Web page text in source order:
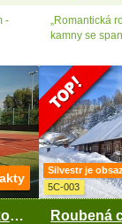
-
„Romantická
kamny se
Chata a hřiště - Jizerské hory a Krkonoše
Silvestr je
5C-003